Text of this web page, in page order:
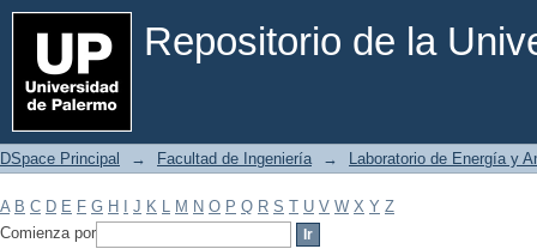
Repositorio de la
Filtrar por: Materia
DSpace Principal → Facultad de Ingeniería → Laboratorio de Energía y
A B C D E F G H J K L M N O P Q R S T U V W X Y Z
Comienza por